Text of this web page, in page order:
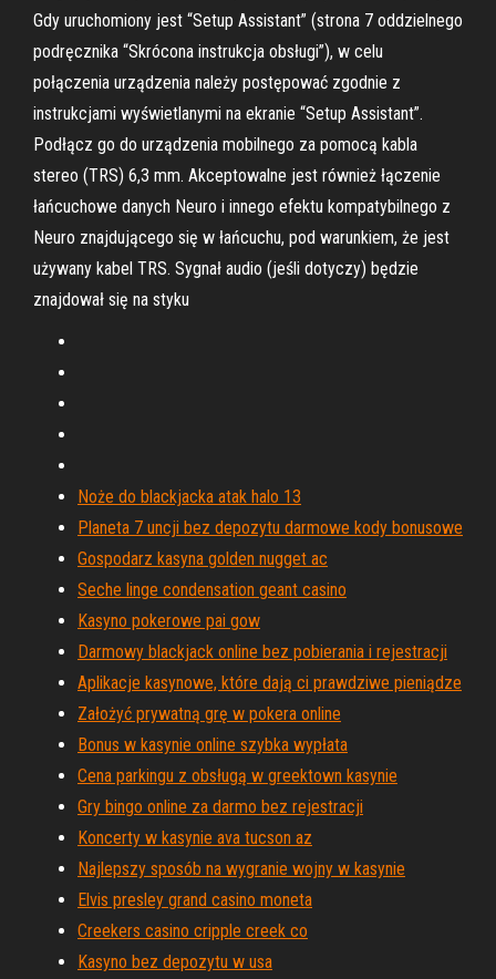
Gdy uruchomiony jest “Setup Assistant” (strona 7 oddzielnego
podręcznika “Skrócona instrukcja obsługi”), w celu
połączenia urządzenia należy postępować zgodnie z
instrukcjami wyświetlanymi na ekranie “Setup Assistant”.
Podłącz go do urządzenia mobilnego za pomocą kabla
stereo (TRS) 6,3 mm. Akceptowalne jest również łączenie
łańcuchowe danych Neuro i innego efektu kompatybilnego z
Neuro znajdującego się w łańcuchu, pod warunkiem, że jest
używany kabel TRS. Sygnał audio (jeśli dotyczy) będzie
znajdował się na styku
Noże do blackjacka atak halo 13
Planeta 7 uncji bez depozytu darmowe kody bonusowe
Gospodarz kasyna golden nugget ac
Seche linge condensation geant casino
Kasyno pokerowe pai gow
Darmowy blackjack online bez pobierania i rejestracji
Aplikacje kasynowe, które dają ci prawdziwe pieniądze
Założyć prywatną grę w pokera online
Bonus w kasynie online szybka wypłata
Cena parkingu z obsługą w greektown kasynie
Gry bingo online za darmo bez rejestracji
Koncerty w kasynie ava tucson az
Najlepszy sposób na wygranie wojny w kasynie
Elvis presley grand casino moneta
Creekers casino cripple creek co
Kasyno bez depozytu w usa